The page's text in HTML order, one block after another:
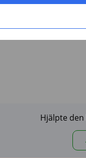
Hjälpte